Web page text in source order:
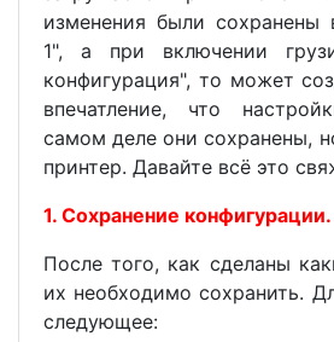
изменения были сохранены
1", а при включении
конфигурация", то может
впечатление, что
самом деле они сохранены,
принтер. Давайте всё это
1. Сохранение конфигурации.
После того, как сделаны
их необходимо сохранить.
следующее: